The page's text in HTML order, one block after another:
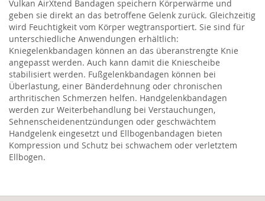
Vulkan AirXtend Bandagen speichern Körperwärme und
geben sie direkt an das betroffene Gelenk zurück. Gleichzeitig
wird Feuchtigkeit vom Körper wegtransportiert. Sie sind für
unterschiedliche Anwendungen erhältlich:
Kniegelenkbandagen können an das überanstrengte Knie
angepasst werden. Auch kann damit die Kniescheibe
stabilisiert werden. Fußgelenkbandagen können bei
Überlastung, einer Bänderdehnung oder chronischen
arthritischen Schmerzen helfen. Handgelenkbandagen
werden zur Weiterbehandlung bei Verstauchungen,
Sehnenscheidenentzündungen oder geschwächtem
Handgelenk eingesetzt und Ellbogenbandagen bieten
Kompression und Schutz bei schwachem oder verletztem
Ellbogen.